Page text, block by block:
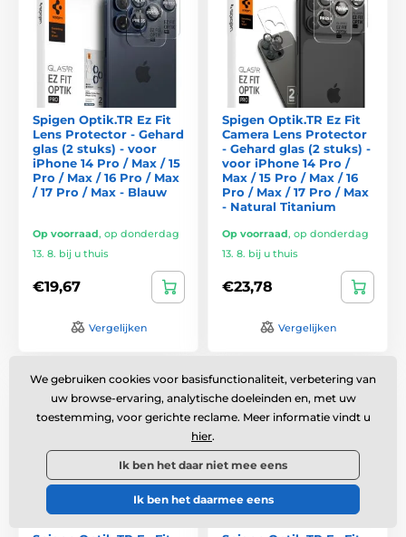
Spigen Optik.TR Ez Fit
Lens Protector - Gehard
glas (2 stuks) - voor
iPhone 14 Pro / Max / 15
Pro / Max / 16 Pro / Max
/ 17 Pro / Max - Blauw
Op voorraad, op donderdag
13. 8. bij u thuis
€19,67
Vergelijken
Spigen Optik.TR Ez Fit
Camera Lens Protector
- Gehard glas (2 stuks) -
voor iPhone 14 Pro /
Max / 15 Pro / Max / 16
Pro / Max / 17 Pro / Max
- Natural Titanium
Op voorraad, op donderdag
13. 8. bij u thuis
€23,78
Vergelijken
Premium Premium
We gebruiken cookies voor basisfunctionaliteit, verbetering van
uw browse-ervaring, analytische doeleinden en, met uw
toestemming, voor gerichte reclame. Meer informatie vindt u
hier.
Ik ben het daar niet mee eens
Ik ben het daarmee eens